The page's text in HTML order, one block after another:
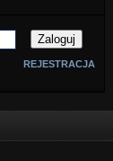
REJESTRACJA